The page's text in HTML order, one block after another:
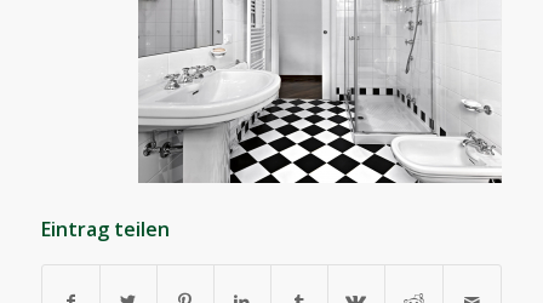
Eintrag teilen